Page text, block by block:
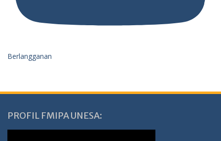
Berlangganan
PROFIL FMIPA UNESA: